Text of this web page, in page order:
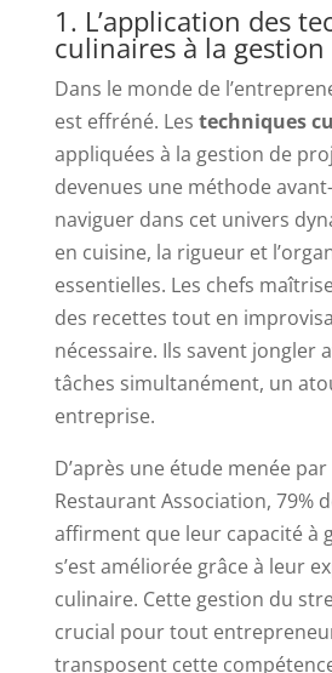
1. L’application des
culinaires à la
Dans le monde de
est effréné. Les techniques
appliquées à la gestion de
devenues une méthode
naviguer dans cet univers
en cuisine, la rigueur et
essentielles. Les chefs
des recettes tout en
nécessaire. Ils savent jongler
tâches simultanément, un
entreprise.
D’après une étude menée
Restaurant Association, 79%
affirment que leur capacité à
s’est améliorée grâce à leur
culinaire. Cette gestion du
crucial pour tout
transposent cette